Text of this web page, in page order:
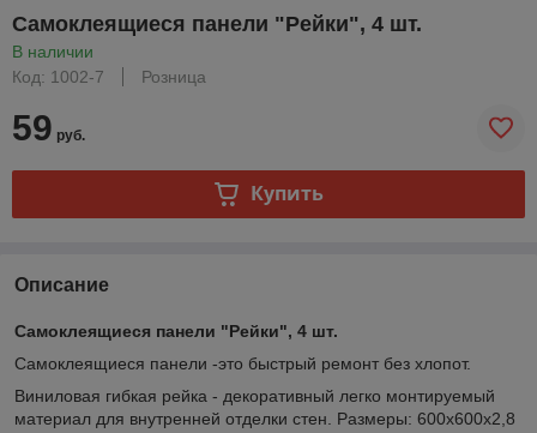
Самоклеящиеся панели "Рейки", 4 шт.
В наличии
Код: 1002-7
Розница
59 руб.
Купить
Описание
Самоклеящиеся панели "Рейки", 4 шт.
Самоклеящиеся панели -это быстрый ремонт без хлопот.
Виниловая гибкая рейка - декоративный легко монтируемый
материал для внутренней отделки стен. Размеры: 600х600х2,8